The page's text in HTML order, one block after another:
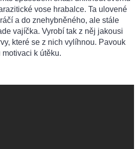
vose hrabalce. Ta ulovené
a do znehybněného, ale stále
vajíčka. Vyrobí tak z něj jakousi
které se z nich vylíhnou. Pavouk
k útěku.